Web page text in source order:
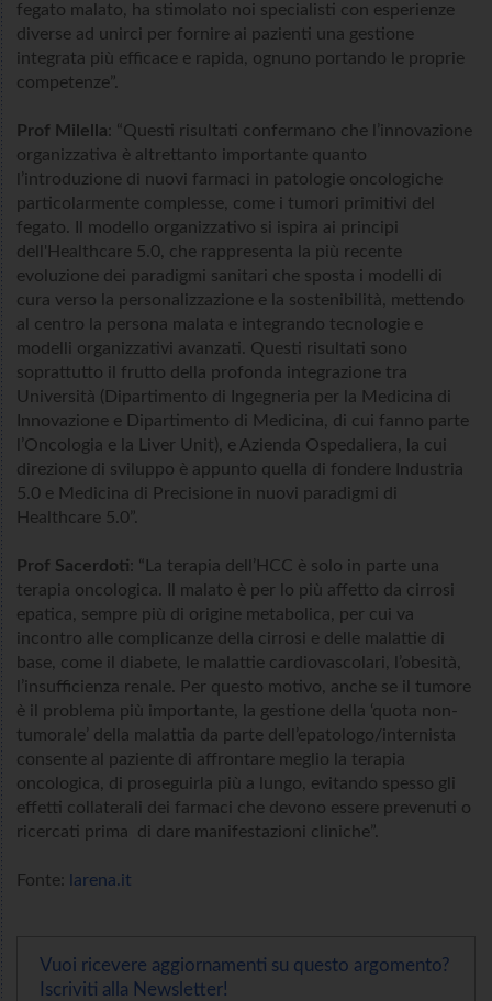
fegato malato, ha stimolato noi specialisti con esperienze
diverse ad unirci per fornire ai pazienti una gestione
integrata più efficace e rapida, ognuno portando le proprie
competenze”.
Prof Milella: “Questi risultati confermano che l’innovazione
organizzativa è altrettanto importante quanto
l’introduzione di nuovi farmaci in patologie oncologiche
particolarmente complesse, come i tumori primitivi del
fegato. Il modello organizzativo si ispira ai principi
dell'Healthcare 5.0, che rappresenta la più recente
evoluzione dei paradigmi sanitari che sposta i modelli di
cura verso la personalizzazione e la sostenibilità, mettendo
al centro la persona malata e integrando tecnologie e
modelli organizzativi avanzati. Questi risultati sono
soprattutto il frutto della profonda integrazione tra
Università (Dipartimento di Ingegneria per la Medicina di
Innovazione e Dipartimento di Medicina, di cui fanno parte
l’Oncologia e la Liver Unit), e Azienda Ospedaliera, la cui
direzione di sviluppo è appunto quella di fondere Industria
5.0 e Medicina di Precisione in nuovi paradigmi di
Healthcare 5.0”.
Prof Sacerdoti: “La terapia dell’HCC è solo in parte una
terapia oncologica. Il malato è per lo più affetto da cirrosi
epatica, sempre più di origine metabolica, per cui va
incontro alle complicanze della cirrosi e delle malattie di
base, come il diabete, le malattie cardiovascolari, l’obesità,
l’insufficienza renale. Per questo motivo, anche se il tumore
è il problema più importante, la gestione della ‘quota non-
tumorale’ della malattia da parte dell’epatologo/internista
consente al paziente di affrontare meglio la terapia
oncologica, di proseguirla più a lungo, evitando spesso gli
effetti collaterali dei farmaci che devono essere prevenuti o
ricercati prima di dare manifestazioni cliniche”.
Fonte: larena.it
Vuoi ricevere aggiornamenti su questo argomento?
Iscriviti alla Newsletter!